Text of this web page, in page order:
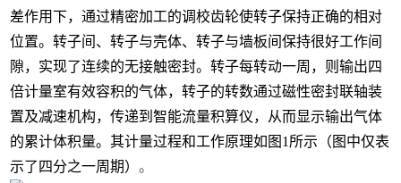
差作用下，通过精密加工的调校齿轮使转子保持正确的相对
位置。转子间、转子与壳体、转子与墙板间保持很好工作间
隙，实现了连续的无接触密封。转子每转动一周，则输出四
倍计量室有效容积的气体，转子的转数通过磁性密封联轴装
置及减速机构，传递到智能流量积算仪，从而显示输出气体
的累计体积量。其计量过程和工作原理如图1所示（图中仅表
示了四分之一周期）。